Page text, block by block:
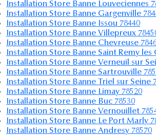
Installation Store Banne Louveciennes
Installation Store Banne Gargenville
Installation Store Banne Issou 78440
Installation Store Banne Villepreux
Installation Store Banne Chevreuse
Installation Store Banne Saint Remy les
Installation Store Banne Verneuil sur
Installation Store Banne Sartrouville
Installation Store Banne Triel sur Seine
Installation Store Banne Limay 78520
Installation Store Banne Buc 78530
Installation Store Banne Vernouillet
Installation Store Banne Le Port Marly
Installation Store Banne Andresy 78570